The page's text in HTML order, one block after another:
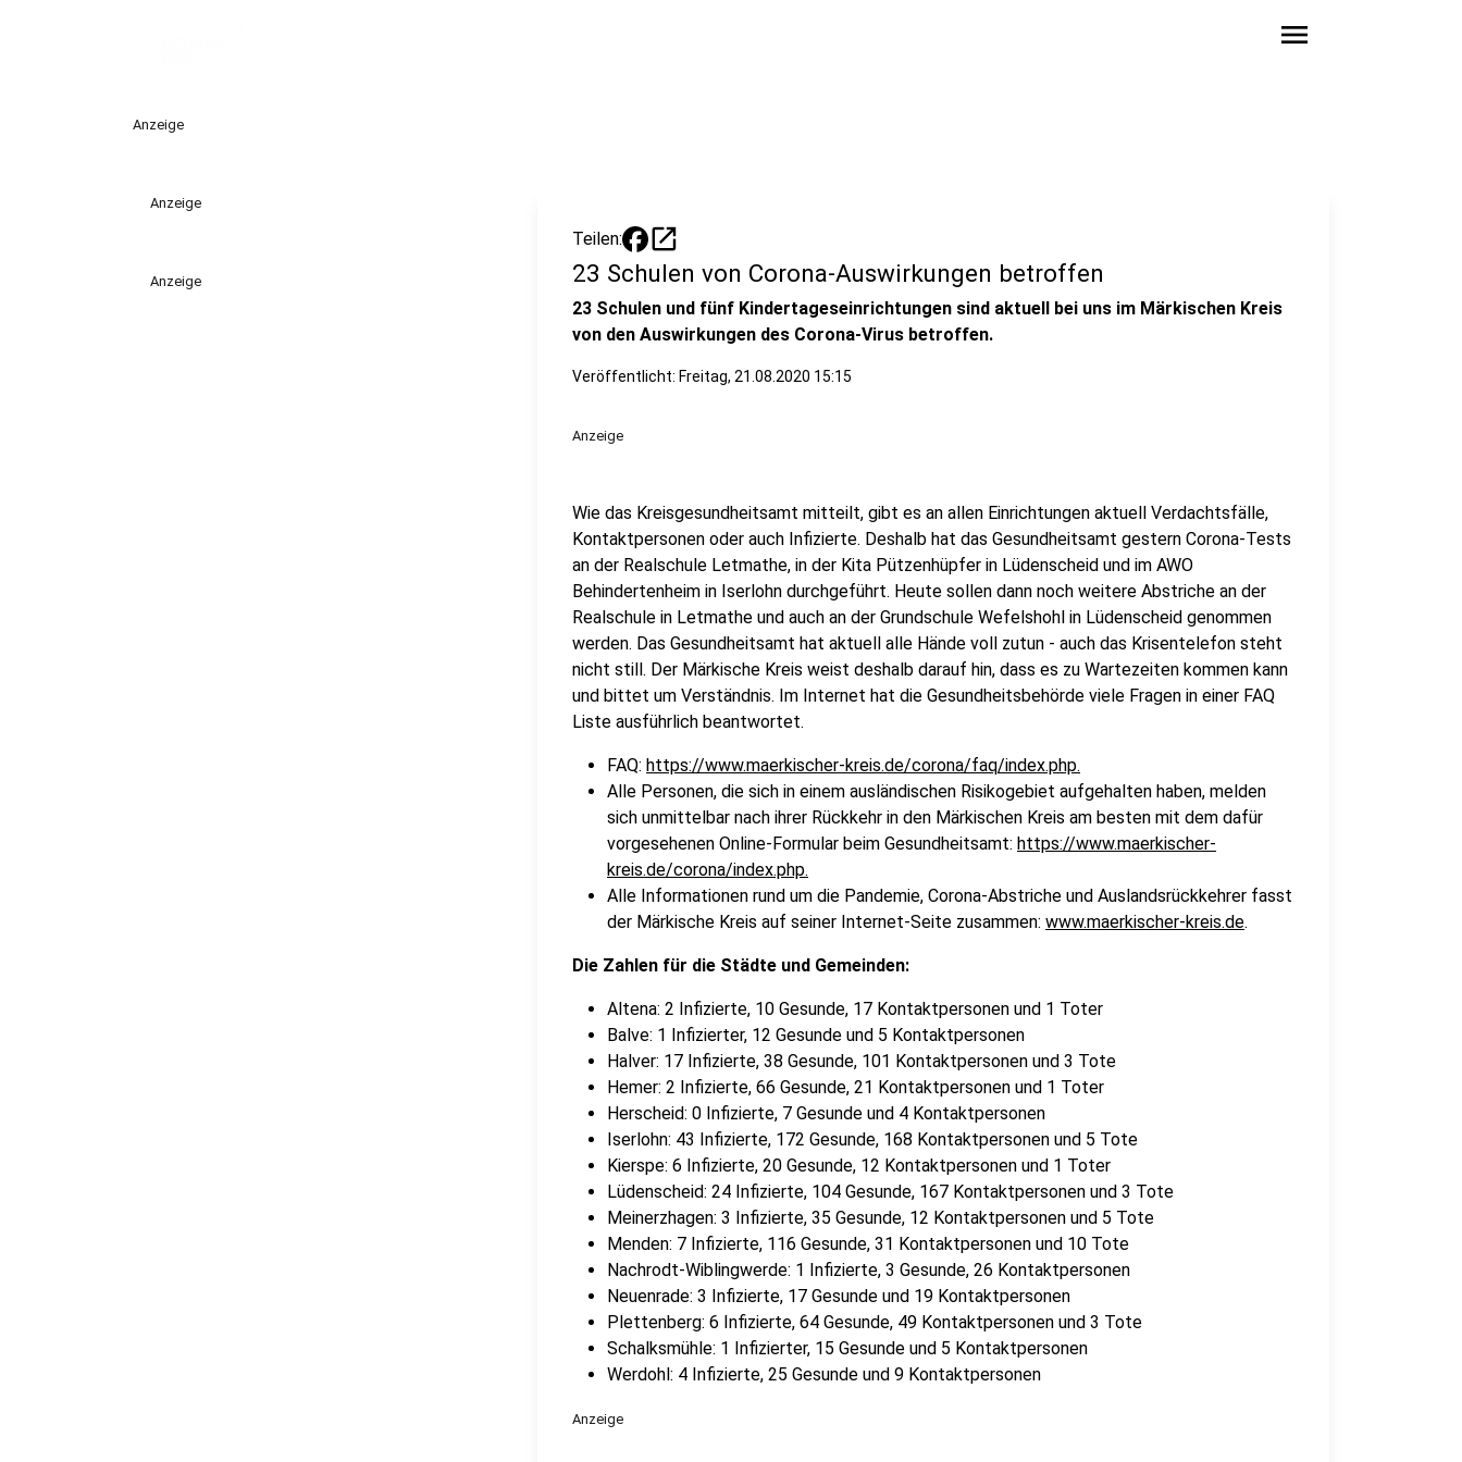
menu
Anzeige
Anzeige
Anzeige
Teilen: open_in_new
23 Schulen von Corona-Auswirkungen betroffen
23 Schulen und fünf Kindertageseinrichtungen sind aktuell bei uns im Märkischen Kreis
von den Auswirkungen des Corona-Virus betroffen.
Veröffentlicht: Freitag, 21.08.2020 15:15
Anzeige
Wie das Kreisgesundheitsamt mitteilt, gibt es an allen Einrichtungen aktuell Verdachtsfälle,
Kontaktpersonen oder auch Infizierte. Deshalb hat das Gesundheitsamt gestern Corona-Tests
an der Realschule Letmathe, in der Kita Pützenhüpfer in Lüdenscheid und im AWO
Behindertenheim in Iserlohn durchgeführt. Heute sollen dann noch weitere Abstriche an der
Realschule in Letmathe und auch an der Grundschule Wefelshohl in Lüdenscheid genommen
werden. Das Gesundheitsamt hat aktuell alle Hände voll zutun - auch das Krisentelefon steht
nicht still. Der Märkische Kreis weist deshalb darauf hin, dass es zu Wartezeiten kommen kann
und bittet um Verständnis. Im Internet hat die Gesundheitsbehörde viele Fragen in einer FAQ
Liste ausführlich beantwortet.
FAQ: https://www.maerkischer-kreis.de/corona/faq/index.php.
Alle Personen, die sich in einem ausländischen Risikogebiet aufgehalten haben, melden
sich unmittelbar nach ihrer Rückkehr in den Märkischen Kreis am besten mit dem dafür
vorgesehenen Online-Formular beim Gesundheitsamt: https://www.maerkischer-
kreis.de/corona/index.php.
Alle Informationen rund um die Pandemie, Corona-Abstriche und Auslandsrückkehrer fasst
der Märkische Kreis auf seiner Internet-Seite zusammen: www.maerkischer-kreis.de.
Die Zahlen für die Städte und Gemeinden:
Altena: 2 Infizierte, 10 Gesunde, 17 Kontaktpersonen und 1 Toter
Balve: 1 Infizierter, 12 Gesunde und 5 Kontaktpersonen
Halver: 17 Infizierte, 38 Gesunde, 101 Kontaktpersonen und 3 Tote
Hemer: 2 Infizierte, 66 Gesunde, 21 Kontaktpersonen und 1 Toter
Herscheid: 0 Infizierte, 7 Gesunde und 4 Kontaktpersonen
Iserlohn: 43 Infizierte, 172 Gesunde, 168 Kontaktpersonen und 5 Tote
Kierspe: 6 Infizierte, 20 Gesunde, 12 Kontaktpersonen und 1 Toter
Lüdenscheid: 24 Infizierte, 104 Gesunde, 167 Kontaktpersonen und 3 Tote
Meinerzhagen: 3 Infizierte, 35 Gesunde, 12 Kontaktpersonen und 5 Tote
Menden: 7 Infizierte, 116 Gesunde, 31 Kontaktpersonen und 10 Tote
Nachrodt-Wiblingwerde: 1 Infizierte, 3 Gesunde, 26 Kontaktpersonen
Neuenrade: 3 Infizierte, 17 Gesunde und 19 Kontaktpersonen
Plettenberg: 6 Infizierte, 64 Gesunde, 49 Kontaktpersonen und 3 Tote
Schalksmühle: 1 Infizierter, 15 Gesunde und 5 Kontaktpersonen
Werdohl: 4 Infizierte, 25 Gesunde und 9 Kontaktpersonen
Anzeige